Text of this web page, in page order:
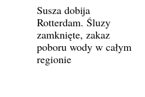
Susza dobija
Rotterdam. Śluzy
zamknięte, zakaz
poboru wody w całym
regionie